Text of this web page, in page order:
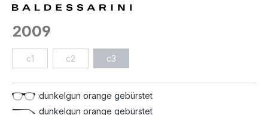
2009
c1 c2 c3
dunkelgun orange gebürstet
dunkelgun orange gebürstet